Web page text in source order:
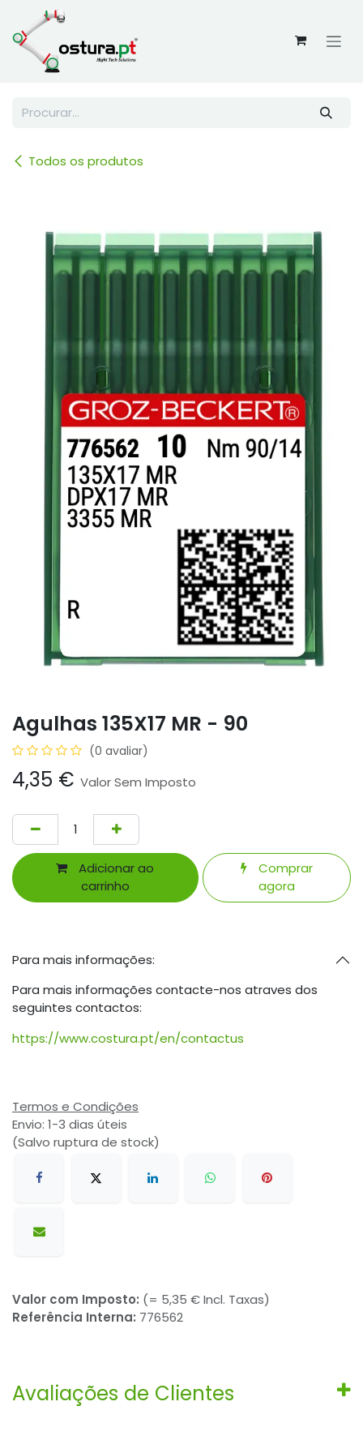
Skip to Content
Todos os produtos
Agulhas 135X17 MR - 90
(0 avaliar)
4,35 € Valor Sem Imposto
Adicionar ao
carrinho
Comprar
agora
Para mais informações:
Para mais informações contacte-nos atraves dos
seguintes contactos:
https://www.costura.pt/en/contactus
Termos e Condições
Envio: 1-3 dias úteis
(Salvo ruptura de stock)
Valor com Imposto: (= 5,35 € Incl. Taxas)
Referência Interna: 776562
Avaliações de Clientes